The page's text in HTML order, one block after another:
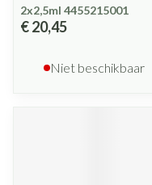
2x2,5ml 4455215001
€ 20,45
Niet beschikbaar